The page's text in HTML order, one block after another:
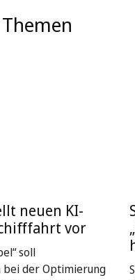
neuen KI-
vor
soll
bei der Optimierung